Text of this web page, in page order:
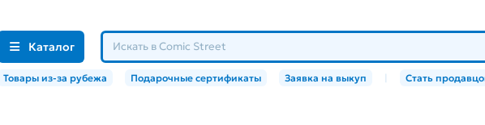
Каталог
Товары из-за рубежа Подарочные сертификаты Заявка на выкуп Стать